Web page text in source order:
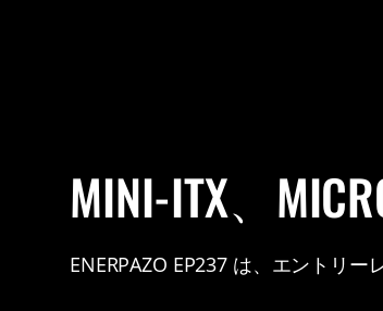
MINI-ITX、
ENERPAZO EP237 は、エントリ